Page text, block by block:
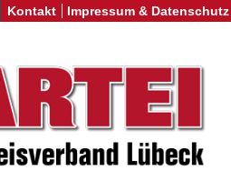
Kontakt Impressum & Datenschutz